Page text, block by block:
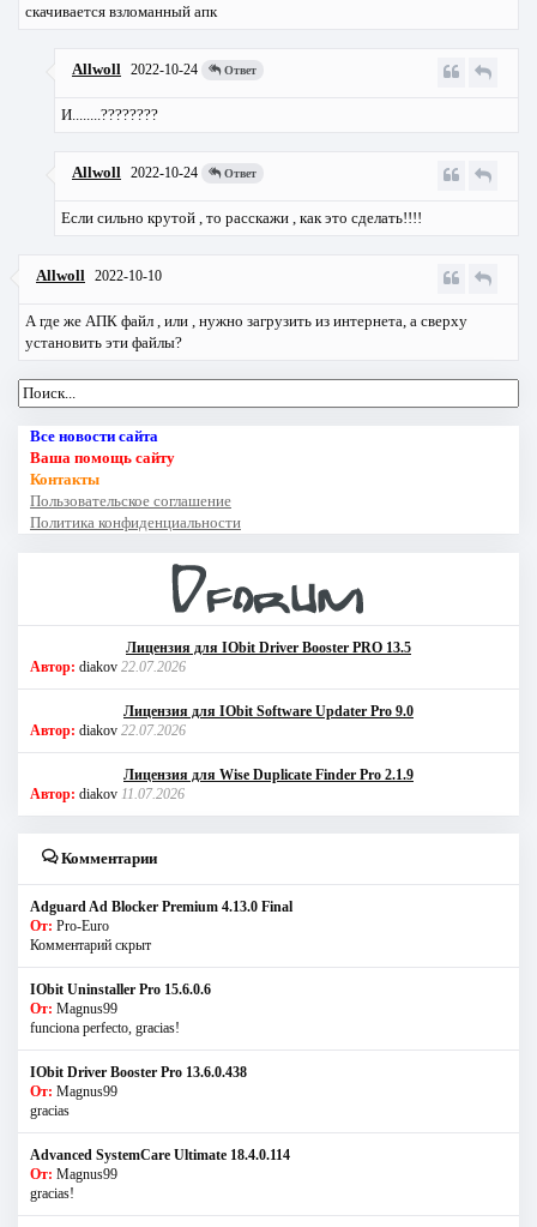
скачивается взломанный апк
Allwoll 2022-10-24 Ответ
И........????????
Allwoll 2022-10-24 Ответ
Если сильно крутой , то расскажи , как это сделать!!!!
Allwoll 2022-10-10
А где же АПК файл , или , нужно загрузить из интернета, а сверху
установить эти файлы?
Все новости сайта
Ваша помощь сайту
Контакты
Пользовательское соглашение
Политика конфиденциальности
Лицензия для IObit Driver Booster PRO 13.5
Автор: diakov 22.07.2026
Лицензия для IObit Software Updater Pro 9.0
Автор: diakov 22.07.2026
Лицензия для Wise Duplicate Finder Pro 2.1.9
Автор: diakov 11.07.2026
Комментарии
Adguard Ad Blocker Premium 4.13.0 Final
От: Pro-Euro
Комментарий скрыт
IObit Uninstaller Pro 15.6.0.6
От: Magnus99
funciona perfecto, gracias!
IObit Driver Booster Pro 13.6.0.438
От: Magnus99
gracias
Advanced SystemCare Ultimate 18.4.0.114
От: Magnus99
gracias!